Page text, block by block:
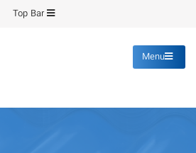
content
Top Bar
Menu